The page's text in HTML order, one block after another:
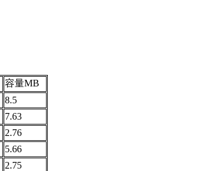
容量MB
8.5
7.63
2.76
5.66
2.75